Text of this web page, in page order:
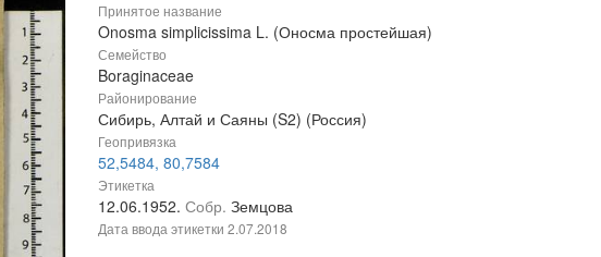
Принятое название
Onosma simplicissima L. (Оносма простейшая)
Семейство
Boraginaceae
Районирование
Сибирь, Алтай и Саяны (S2) (Россия)
Геопривязка
52,5484, 80,7584
Этикетка
12.06.1952. Собр. Земцова
Дата ввода этикетки 2.07.2018